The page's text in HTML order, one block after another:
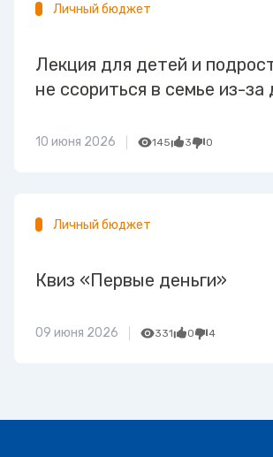
Личный бюджет
Лекция для детей и
не ссориться в семье из-за
10 июня 2026 145 3 0
Личный бюджет
Квиз «Первые деньги»
09 июня 2026 331 0 4